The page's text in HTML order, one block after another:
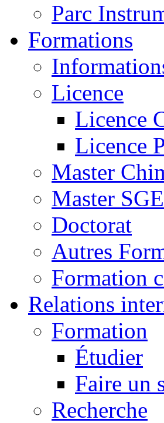
Parc
Formations
Licence
Licence
Licence
Master
Master SGE
Doctorat
Autres
Formation
Relations
Formation
Étudier
Faire un
Recherche